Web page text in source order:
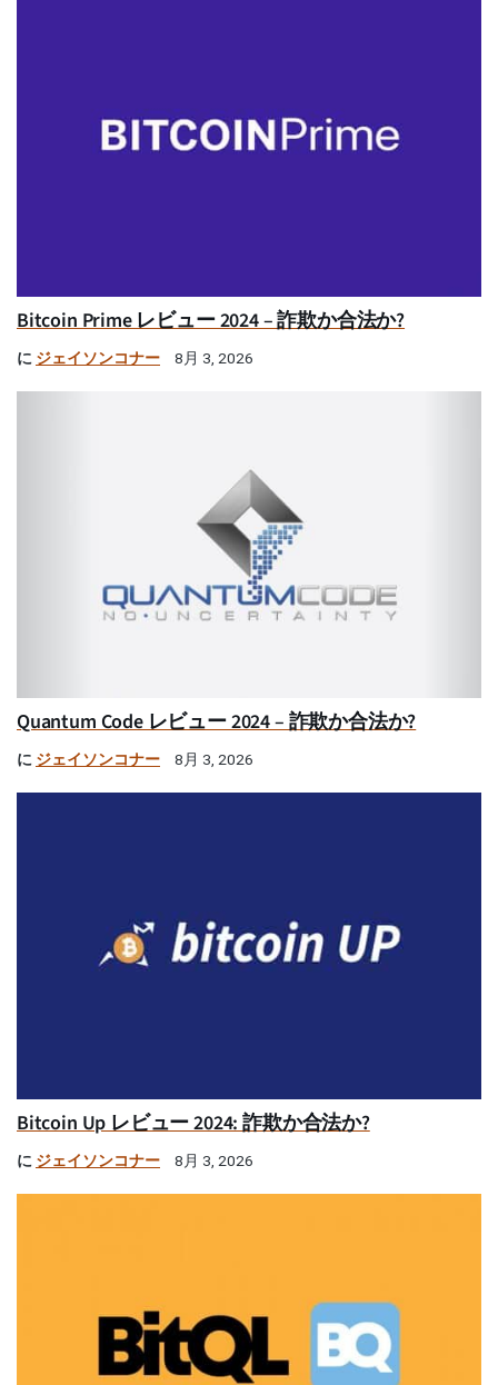
Bitcoin Prime レビュー 2024 – 詐欺か合法か?
に ジェイソンコナー 8月 3, 2026
Quantum Code レビュー 2024 – 詐欺か合法か?
に ジェイソンコナー 8月 3, 2026
Bitcoin Up レビュー 2024: 詐欺か合法か?
に ジェイソンコナー 8月 3, 2026